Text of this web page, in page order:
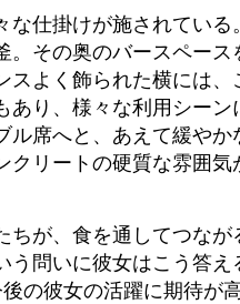
仕掛けが施されている
その奥のバースペー
よく飾られた横には
り、様々な利用シー
席へと、あえて緩や
リートの硬質な雰囲
ちが、食を通してつな
問いに彼女はこう答
の彼女の活躍に期待が高